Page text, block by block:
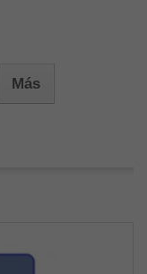
Más